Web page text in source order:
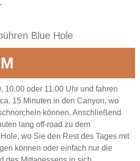
Blue Hole
10.00 oder 11.00 Uhr und fahren
15 Minuten in den Canyon, wo
können. Anschließend
lang off-road zu dem
wo Sie den Rest des Tages mit
können oder einfach nur die